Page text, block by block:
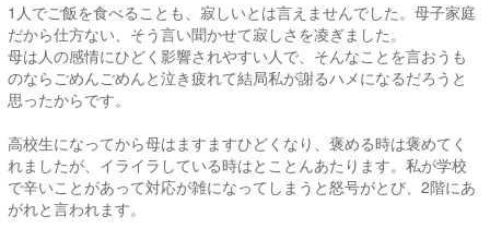
1人でご飯を食べることも、寂しいとは言えませんでした。母子家庭
だから仕方ない、そう言い聞かせて寂しさを凌ぎました。
母は人の感情にひどく影響されやすい人で、そんなことを言おうも
のならごめんごめんと泣き疲れて結局私が謝るハメになるだろうと
思ったからです。
高校生になってから母はますますひどくなり、褒める時は褒めてく
れましたが、イライラしている時はとことんあたります。私が学校
で辛いことがあって対応が雑になってしまうと怒号がとび、2階にあ
がれと言われます。